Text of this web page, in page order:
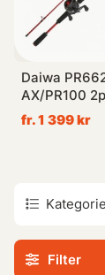
Daiwa
AX/PR100
fr. 1 399 kr
Filter